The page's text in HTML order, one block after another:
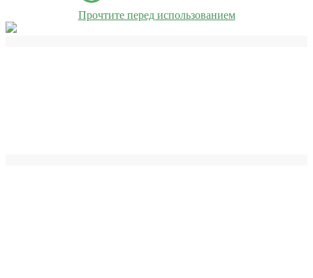
Прочтите перед использованием